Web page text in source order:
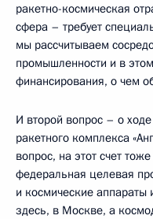
ракетно-космическая
сфера – требует
мы рассчитываем
промышленности и в
финансирования, о чем
И второй вопрос – о
ракетного комплекса
вопрос, на этот счет
федеральная целевая
и космические аппараты
здесь, в Москве, а